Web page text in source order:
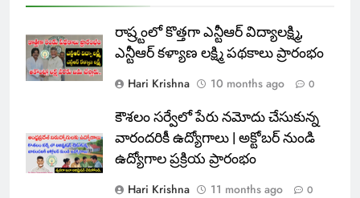
రాష్ర్టంలో కొత్తగా ఎన్టీఆర్ విద్యాలక్ష్మి,
ఎన్టీఆర్ కళ్యాణ లక్ష్మి పథకాలు ప్రారంభం
Hari Krishna
10 months ago 0
కౌశలం సర్వేలో పేరు నమోదు చేసుకున్న
వారందరికీ ఉద్యోగాలు | అక్టోబర్ నుండి
ఉద్యోగాల ప్రక్రియ ప్రారంభం
Hari Krishna
11 months ago 0